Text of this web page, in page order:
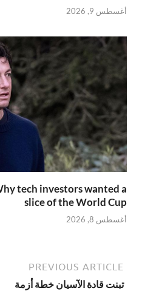
أغسطس 9, 2026
tech investors wanted a
slice of the World Cup
أغسطس 8, 2026
PREVIOUS ARTICLE
تبنت قادة الآسيان خطة أزمة